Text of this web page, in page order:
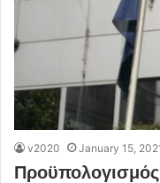
v2020 January 15,